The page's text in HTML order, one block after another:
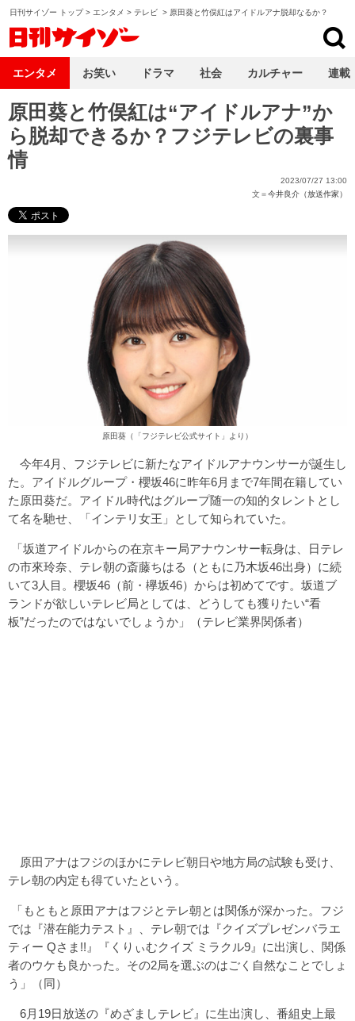
日刊サイゾー トップ> エンタメ > テレビ > 原田葵と竹俣紅はアイドルアナ脱却なるか？
原田葵と竹俣紅は“アイドルアナ”か
ら脱却できるか？フジテレビの裏事
情
2023/07/27 13:00
文＝今井良介（放送作家）
原田葵（「フジテレビ公式サイト 」より）
今年4月、フジテレビに新たなアイドルアナウンサーが誕生し
た。アイドルグループ・櫻坂46に昨年6月まで7年間在籍してい
た原田葵だ。アイドル時代はグループ随一の知的タレントとし
て名を馳せ、「インテリ女王」として知られていた。
「坂道アイドルからの在京キー局アナウンサー転身は、日テレ
の市來玲奈、テレ朝の斎藤ちはる（ともに乃木坂46出身）に続
いて3人目。櫻坂46（前・欅坂46）からは初めてです。坂道ブ
ランドが欲しいテレビ局としては、どうしても獲りたい“看
板”だったのではないでしょうか」（テレビ業界関係者）
原田アナはフジのほかにテレビ朝日や地方局の試験も受け、
テレ朝の内定も得ていたという。
「もともと原田アナはフジとテレ朝とは関係が深かった。フジ
では『潜在能力テスト』、テレ朝では『クイズプレゼンバラエ
ティー Qさま!!』『くりぃむクイズ ミラクル9』に出演し、関係
者のウケも良かった。その2局を選ぶのはごく自然なことでしょ
う」（同）
6月19日放送の『めざましテレビ』に生出演し、番組史上最
エンタメ お笑い ドラマ 社会 カルチャー 連載